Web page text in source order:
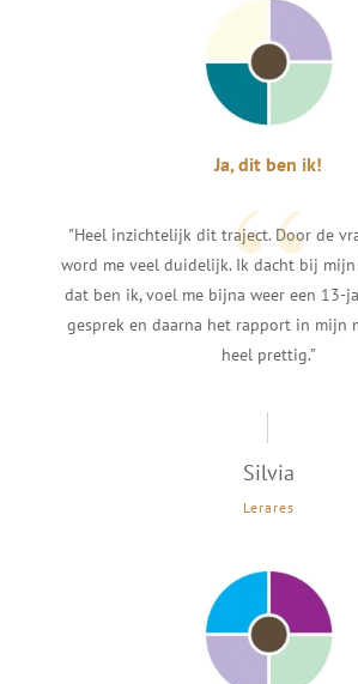
Ja, dit ben ik!
“
"Heel inzichtelijk dit traject. Door de
word me veel duidelijk. Ik dacht bij
dat ben ik, voel me bijna weer een 13-
gesprek en daarna het rapport in mijn
heel prettig.”
Silvia
Lerares